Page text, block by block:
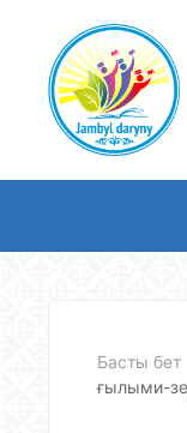
Басты бет
ғылыми-